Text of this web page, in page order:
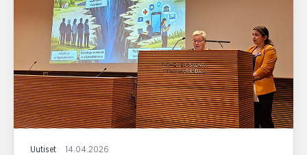
Uutiset 14.04.2026